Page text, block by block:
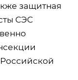
защитная
СЭС